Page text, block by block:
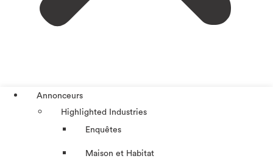
Annonceurs
Highlighted Industries
Enquêtes
Maison et Habitat